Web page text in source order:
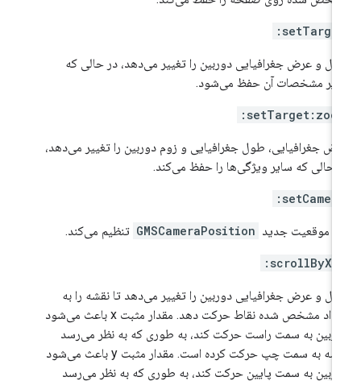
و عرض جغرافیایی دوربین را تغییر می‌دهد، در حالی که
مشخصات آن حفظ می‌شود.
جغرافیایی، طول جغرافیایی و زوم دوربین را تغییر می‌دهد،
حالی که سایر ویژگی‌ها را حفظ می‌کند.
موقعیت جدید GMSCameraPosition تنظیم می‌کند.
و عرض جغرافیایی دوربین را تغییر می‌دهد تا نقشه را به
تعداد مشخص شده نقاط حرکت دهد. مقدار مثبت x باعث می‌شود
به سمت راست حرکت کند، به طوری که به نظر می‌رسد
نقشه به سمت چپ حرکت کرده است. مقدار مثبت y باعث می‌شود
به سمت پایین حرکت کند، به طوری که به نظر می‌رسد